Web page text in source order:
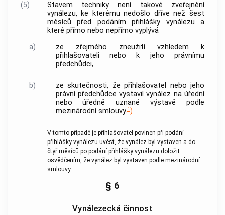
(5)
Stavem techniky není takové zveřejnění
vynálezu, ke kterému nedošlo dříve než šest
měsíců před podáním přihlášky vynálezu a
které přímo nebo nepřímo vyplývá
a)
ze zřejmého zneužití vzhledem k
přihlašovateli nebo k jeho právnímu
předchůdci,
b)
ze skutečnosti, že přihlašovatel nebo jeho
právní předchůdce vystavil vynález na úřední
nebo úředně uznané výstavě podle
mezinárodní smlouvy.1)
V tomto případě je přihlašovatel povinen při podání
přihlášky vynálezu uvést, že vynález byl vystaven a do
čtyř měsíců po podání přihlášky vynálezu doložit
osvědčením, že vynález byl vystaven podle mezinárodní
smlouvy.
§ 6
Vynálezecká činnost